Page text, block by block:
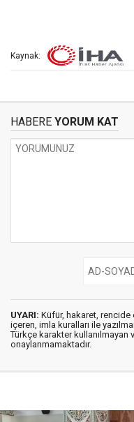
Kaynak:
HABERE YORUM KAT
UYARI: Küfür, hakaret, rencide
içeren, imla kuralları ile
Türkçe karakter kullanılmayan
onaylanmamaktadır.